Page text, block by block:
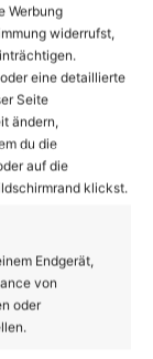
Werbung
widerrufst,
eine detaillierte
Seite
ändern,
du die
auf die
klickst.
Endgerät,
von
oder